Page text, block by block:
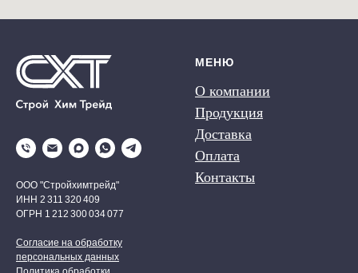
ООО "Стройхимтрейд"
ИНН 2 311 320 409
ОГРН 1 212 300 034 077
Согласие на обработку
персональных данных
МЕНЮ
О компании
Продукция
Доставка
Оплата
Контакты